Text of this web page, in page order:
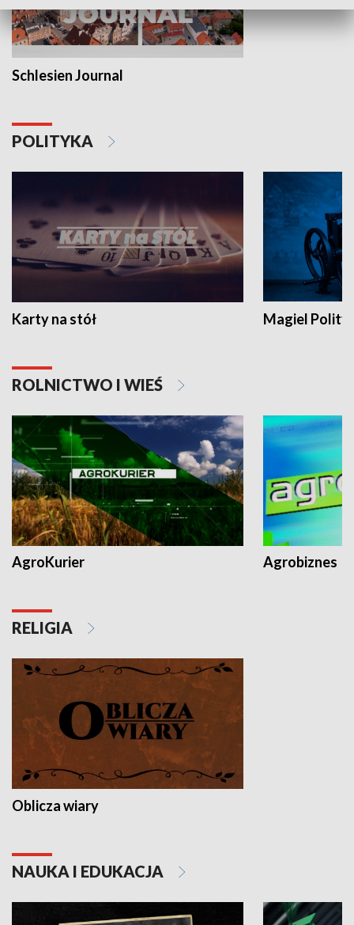
Schlesien Journal
POLITYKA
Karty na stół Magiel
ROLNICTWO I WIEŚ
AgroKurier Agrobiznes
RELIGIA
Oblicza wiary
NAUKA I EDUKACJA